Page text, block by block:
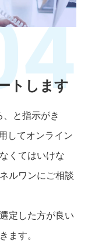
トします
、と指示がき
してオンライン
くてはいけな
ルワンにご相談
定した方が良い
ます。